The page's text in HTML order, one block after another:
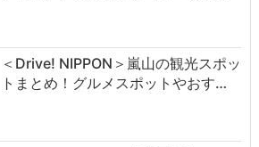
＜Drive! NIPPON＞嵐山の観光スポッ
トまとめ！グルメスポットやおす…